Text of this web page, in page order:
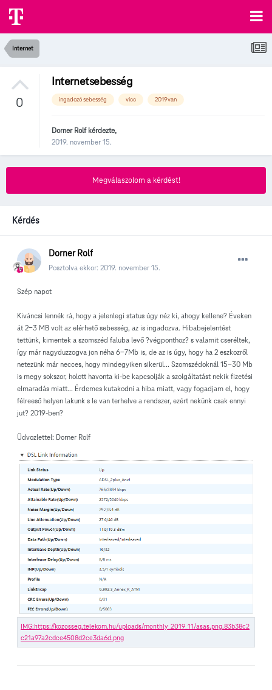
Internet
0
Internetsebesség
ingadozó sebesség vicc 2019van
Dorner Rolfkérdezte,
2019. november 15.
Megválaszolom a kérdést!
Kérdés
Dorner Rolf
Posztolva ekkor: 2019. november 15.
Szép napot
Kiváncsi lennék rá, hogy a jelenlegi status úgy néz ki, ahogy kellene? Éveken
át 2-3 MB volt az elérhető sebesség, az is ingadozva. Hibabejelentést
tettünk, kimentek a szomszéd faluba levő ?végponthoz? s valamit cseréltek,
így már nagyduzzogva jon néha 6-7Mb is, de az is úgy, hogy ha 2 eszkozről
netezünk már necces, hogy mindegyiken sikerül... Szomszédoknál 15-30 Mb
is megy sokszor, holott havonta ki-be kapcsolják a szolgáltatást nekik fizetési
elmaradás miatt... Érdemes kutakodni a hiba miatt, vagy fogadjam el, hogy
félreeső helyen lakunk s le van terhelve a rendszer, ezért nekünk csak ennyi
jut? 2019-ben?
Üdvozlettel: Dorner Rolf